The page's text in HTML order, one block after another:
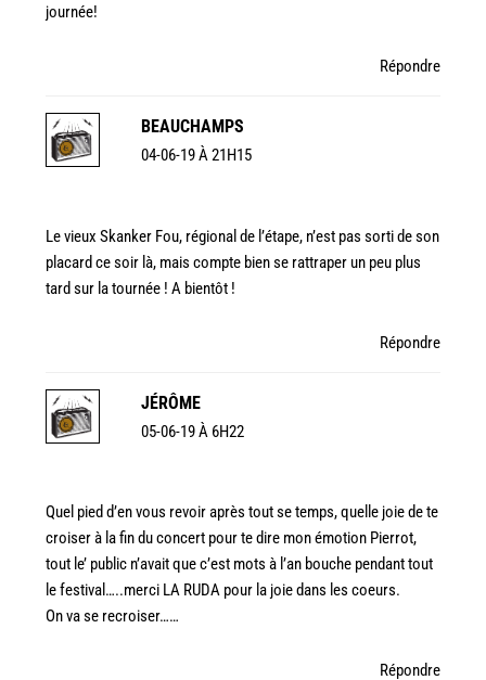
journée!
Répondre
BEAUCHAMPS
04-06-19 À 21H15
Le vieux Skanker Fou, régional de l’étape, n’est pas sorti de son
placard ce soir là, mais compte bien se rattraper un peu plus
tard sur la tournée ! A bientôt !
Répondre
JÉRÔME
05-06-19 À 6H22
Quel pied d’en vous revoir après tout se temps, quelle joie de te
croiser à la fin du concert pour te dire mon émotion Pierrot,
tout le’ public n’avait que c’est mots à l’an bouche pendant tout
le festival…..merci LA RUDA pour la joie dans les coeurs.
On va se recroiser……
Répondre